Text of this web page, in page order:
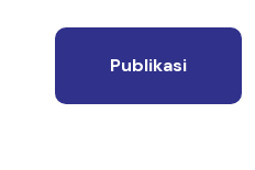
Publikasi